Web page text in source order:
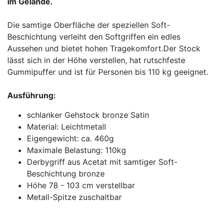
Die samtige Oberfläche der speziellen Soft-
Beschichtung verleiht den Softgriffen ein edles
Aussehen und bietet hohen Tragekomfort.Der Stock
lässt sich in der Höhe verstellen, hat rutschfeste
Gummipuffer und ist für Personen bis 110 kg geeignet.
Ausführung:
schlanker Gehstock bronze Satin
Material: Leichtmetall
Eigengewicht: ca. 460g
Maximale Belastung: 110kg
Derbygriff aus Acetat mit samtiger Soft-
Beschichtung bronze
Höhe 78 - 103 cm verstellbar
Metall-Spitze zuschaltbar